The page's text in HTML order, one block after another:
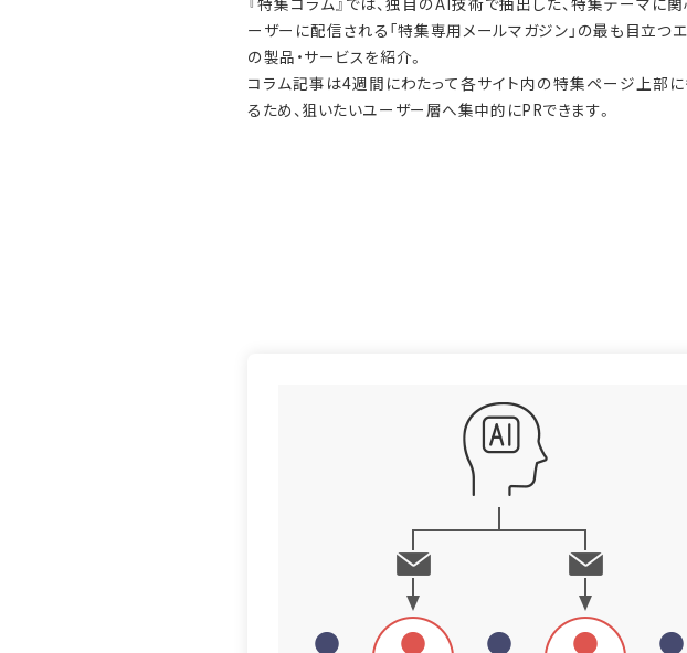
ーザーに配信される「特集専用メールマガジン」の最も目立つ
の製品・サービスを紹介。
コラム記事は4週間にわたって各サイト内の特集ページ上部
るため、狙いたいユーザー層へ集中的にPRできます。